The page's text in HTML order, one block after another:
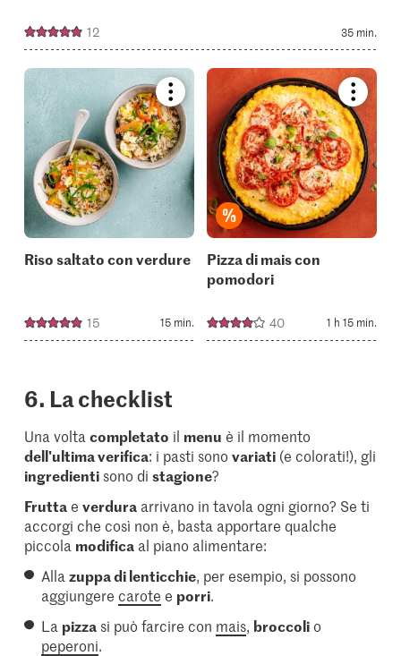
12 35 min.
Bookmark
recipe
or
add
it
to
your
collections.
Riso saltato con verdure
15 15 min.
recipe
or
add
it
to
your
Pizza di mais con
pomodori
40 1 h 15 min.
6. La checklist
Una voltacompletato il menu è il momento
dell'ultima verifica: i pasti sonovariati (e colorati!), gli
ingredienti sono distagione?
Fruttaeverdura arrivano in tavola ogni giorno? Se ti
accorgi che così non è, basta apportare qualche
piccola modifica al piano alimentare:
Allazuppa di lenticchie, per esempio, si possono
aggiungerecarote e porri.
La pizza si può farcire con mais, broccolio
peperoni.